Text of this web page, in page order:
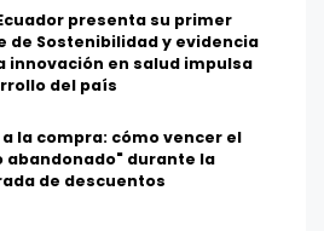
presenta su primer
de Sostenibilidad y evidencia
innovación en salud impulsa
del país
a la compra: cómo vencer el
abandonado" durante la
de descuentos